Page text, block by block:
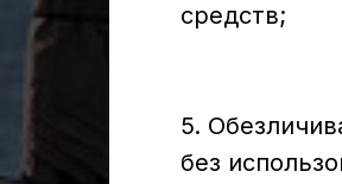
средств;
5.
без